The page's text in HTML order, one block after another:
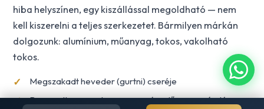
hiba helyszínen, egy kiszállással megoldható — nem
kell kiszerelni a teljes szerkezetet. Bármilyen márkán
dolgozunk: alumínium, műanyag, tokos, vakolható
tokos.
Megszakadt heveder (gurtni) cseréje
Beragadt vagy nehezen mozgó redőny szervízelése